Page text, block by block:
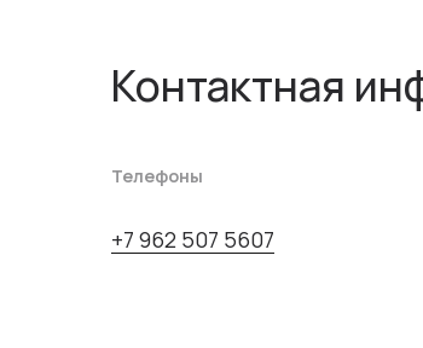
Контактная
Телефоны
+7 962 507 5607